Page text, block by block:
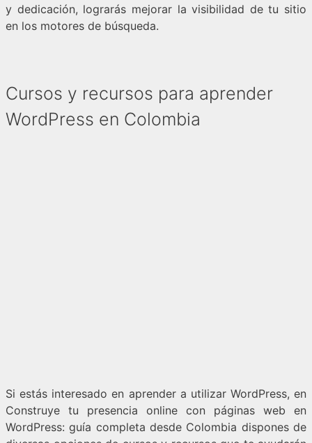
y dedicación, lograrás mejorar la visibilidad de tu sitio
en los motores de búsqueda.
Cursos y recursos para aprender
WordPress en Colombia
Si estás interesado en aprender a utilizar WordPress, en
Construye tu presencia online con páginas web en
WordPress: guía completa desde Colombia dispones de